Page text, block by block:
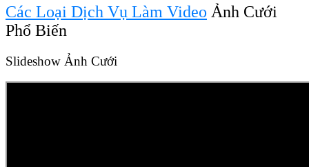
Các Loại Dịch Vụ Làm Video Ảnh Cưới
Phổ Biến
Slideshow Ảnh Cưới